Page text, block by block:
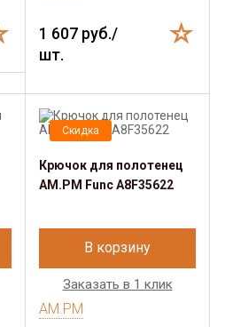
1 607 руб./
шт.
Скидка
Крючок для полотенец
AM.PM Func A8F35622
В корзину
Заказать в 1 клик
AM.PM